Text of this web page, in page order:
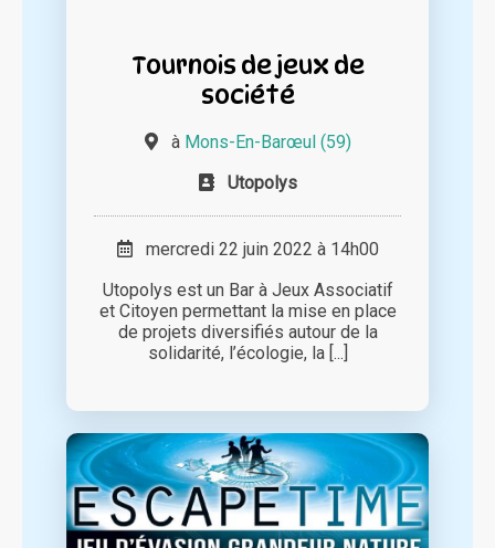
Tournois de jeux de
société
à Mons-En-Barœul (59)
Utopolys
mercredi 22 juin 2022 à 14h00
Utopolys est un Bar à Jeux Associatif
et Citoyen permettant la mise en place
de projets diversifiés autour de la
solidarité, l’écologie, la [...]